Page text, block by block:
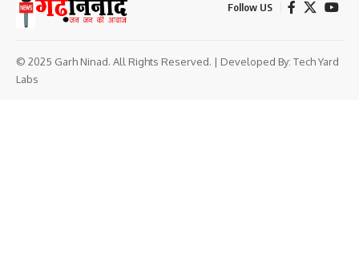
Follow US
© 2025 Garh Ninad. All Rights Reserved. | Developed By: Tech Yard
Labs